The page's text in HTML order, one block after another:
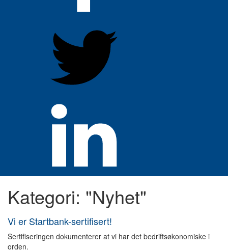
Kategori: "Nyhet"
Vi er Startbank-sertifisert!
Sertifiseringen dokumenterer at vi har det bedriftsøkonomiske i
orden.